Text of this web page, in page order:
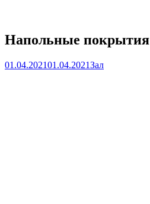
Напольные покрытия
01.04.202101.04.2021Зал